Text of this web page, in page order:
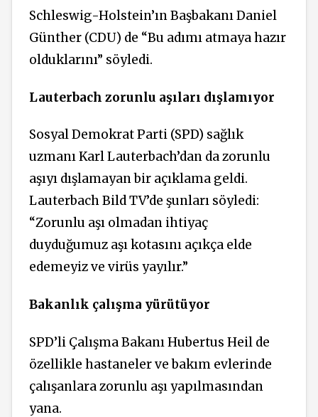
Schleswig-Holstein’ın Başbakanı Daniel
Günther (CDU) de “Bu adımı atmaya hazır
olduklarını” söyledi.
Lauterbach zorunlu aşıları dışlamıyor
Sosyal Demokrat Parti (SPD) sağlık
uzmanı Karl Lauterbach’dan da zorunlu
aşıyı dışlamayan bir açıklama geldi.
Lauterbach Bild TV’de şunları söyledi:
“Zorunlu aşı olmadan ihtiyaç
duyduğumuz aşı kotasını açıkça elde
edemeyiz ve virüs yayılır.”
Bakanlık çalışma yürütüyor
SPD’li Çalışma Bakanı Hubertus Heil de
özellikle hastaneler ve bakım evlerinde
çalışanlara zorunlu aşı yapılmasından
yana.